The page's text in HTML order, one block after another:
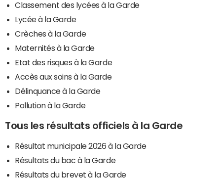
Classement des lycées à la Garde
Lycée à la Garde
Crèches à la Garde
Maternités à la Garde
Etat des risques à la Garde
Accès aux soins à la Garde
Délinquance à la Garde
Pollution à la Garde
Tous les résultats officiels à la Garde
Résultat municipale 2026 à la Garde
Résultats du bac à la Garde
Résultats du brevet à la Garde